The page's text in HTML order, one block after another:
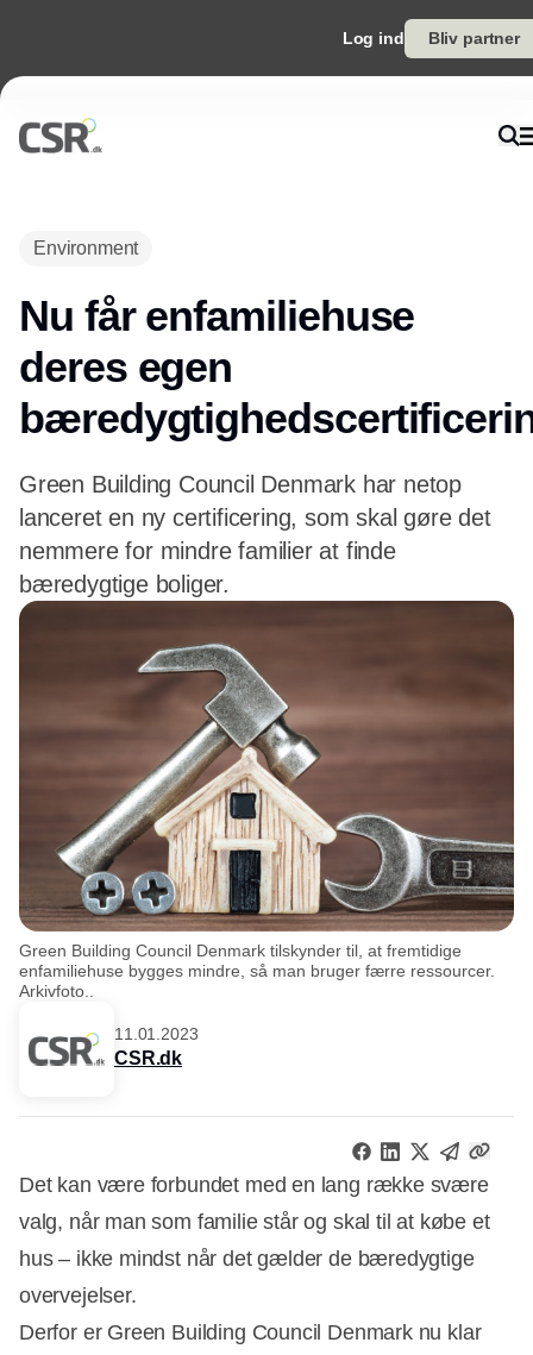
Log ind Bliv partner
Environment
Nu får enfamiliehuse
deres egen
Green Building Council Denmark har netop
lanceret en ny certificering, som skal gøre det
nemmere for mindre familier at finde
bæredygtige boliger.
Green Building Council Denmark tilskynder til, at fremtidige
enfamiliehuse bygges mindre, så man bruger færre ressourcer.
Arkivfoto..
11.01.2023
CSR.dk
Det kan være forbundet med en lang række svære
valg, når man som familie står og skal til at købe et
hus – ikke mindst når det gælder de bæredygtige
overvejelser.
Derfor er Green Building Council Denmark nu klar